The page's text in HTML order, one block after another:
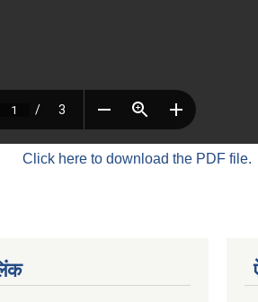
Click here to download the PDF file.